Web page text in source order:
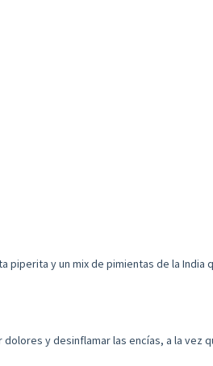
y un mix de pimientas de la India
y desinflamar las encías, a la vez